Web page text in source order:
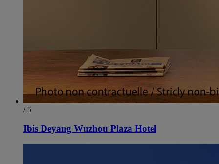
/ 5
Ibis Deyang Wuzhou Plaza Hotel